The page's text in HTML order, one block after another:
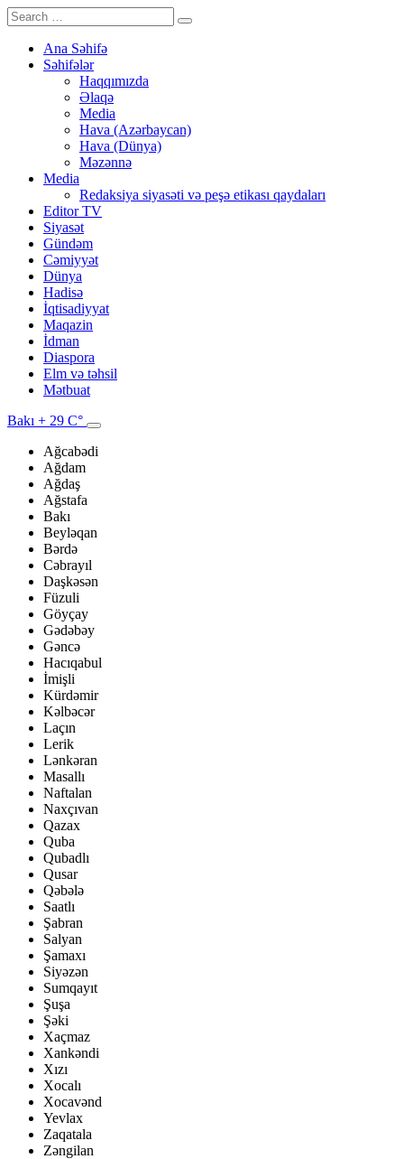
Ana Səhifə
Səhifələr
Haqqımızda
Əlaqə
Media
Hava (Azərbaycan)
Hava (Dünya)
Məzənnə
Media
Redaksiya siyasəti və peşə etikası qaydaları
Editor TV
Siyasət
Gündəm
Cəmiyyət
Dünya
Hadisə
İqtisadiyyat
Maqazin
İdman
Diaspora
Elm və təhsil
Mətbuat
Bakı + 29 C°
Ağcabədi
Ağdam
Ağdaş
Ağstafa
Bakı
Beyləqan
Bərdə
Cəbrayıl
Daşkəsən
Füzuli
Göyçay
Gədəbəy
Gəncə
Hacıqabul
İmişli
Kürdəmir
Kəlbəcər
Laçın
Lerik
Lənkəran
Masallı
Naftalan
Naxçıvan
Qazax
Quba
Qubadlı
Qusar
Qəbələ
Saatlı
Şabran
Salyan
Şamaxı
Siyəzən
Sumqayıt
Şuşa
Şəki
Xaçmaz
Xankəndi
Xızı
Xocalı
Xocavənd
Yevlax
Zaqatala
Zəngilan